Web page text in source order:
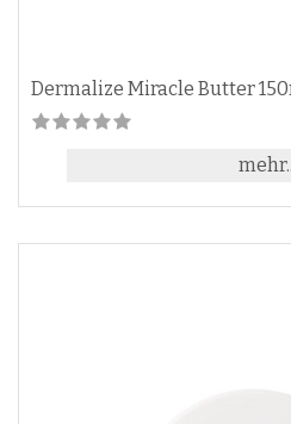
Dermalize Miracle Butter